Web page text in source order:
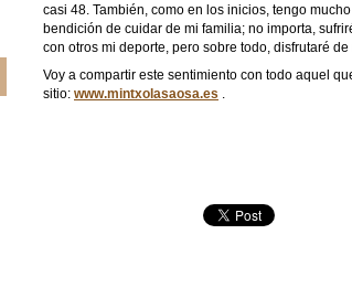
casi 48. También, como en los inicios, tengo
bendición de cuidar de mi familia; no importa,
con otros mi deporte, pero sobre todo, disfrutaré
Voy a compartir este sentimiento con todo aquel
sitio: www.mintxolasaosa.es .